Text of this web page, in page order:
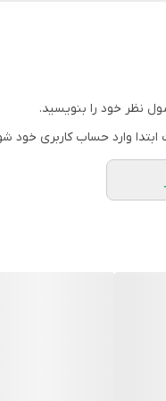
نظر خود را بنویسید.
ابتدا وارد حساب کاربری خود